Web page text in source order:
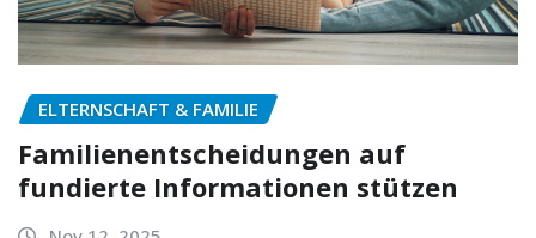
ELTERNSCHAFT & FAMILIE
Familienentscheidungen auf
fundierte Informationen stützen